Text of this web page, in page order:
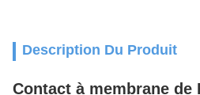
Description Du Produit
Contact à membrane de